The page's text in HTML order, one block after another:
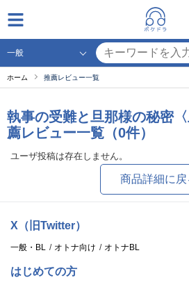
ホーム 推薦レビュー一覧
執事の受難と旦那様の秘密
薦レビュー一覧（0件）
ユーザ投稿は存在しません。
商品詳細に戻
X（旧Twitter）
一般・BL オトナ向け オトナBL
はじめての方